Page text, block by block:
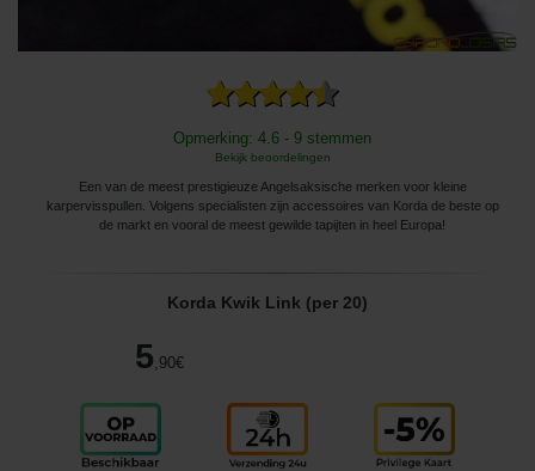
Opmerking: 4.6 - 9 stemmen
Bekijk beoordelingen
Een van de meest prestigieuze Angelsaksische merken voor kleine
karpervisspullen. Volgens specialisten zijn accessoires van Korda de beste op
de markt en vooral de meest gewilde tapijten in heel Europa!
Korda Kwik Link (per 20)
5,90€